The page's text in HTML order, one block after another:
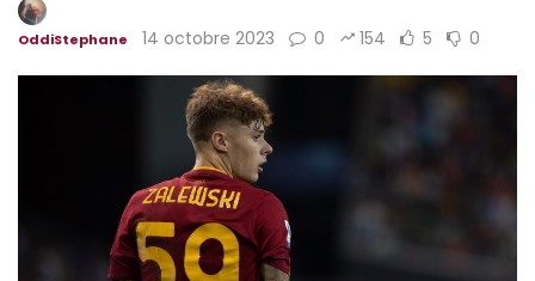
OddiStephane 14 octobre 2023 0 154 5 0